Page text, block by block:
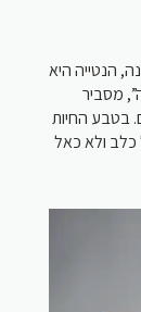
הנטייה היא
מסביר
בטבע החיות
כלב ולא כאל